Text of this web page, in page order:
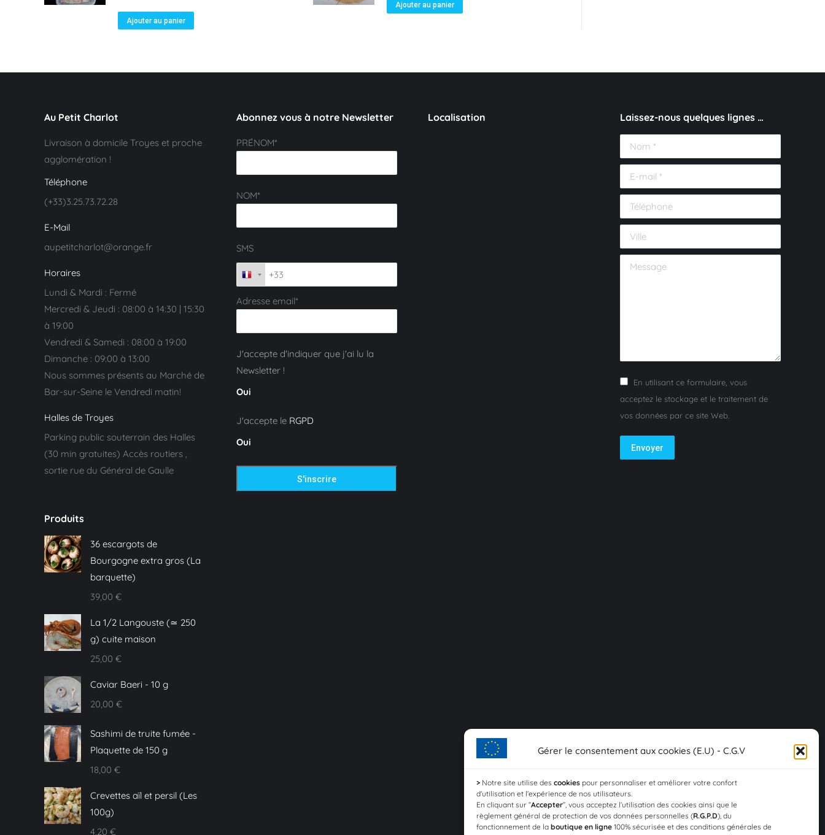
Gérer le consentement aux cookies (E.U) - C.G.V
> Notre site utilise des cookies pour personnaliser et améliorer votre confort
d'utilisation et l’expérience de nos utilisateurs.
En cliquant sur ”Accepter”, vous acceptez l’utilisation des cookies ainsi que le
règlement général de protection de vos données personnelles (R.G.P.D), du
fonctionnement de la boutique en ligne 100% sécurisée et des conditions générales de
Ajouter au panier
Ajouter au panier
Au Petit Charlot
Livraison à domicile Troyes et proche
agglomération !
Téléphone
(+33)3.25.73.72.28
E-Mail
aupetitcharlot@orange.fr
Horaires
Lundi & Mardi : Fermé
Mercredi & Jeudi : 08:00 à 14:30 | 15:30
à 19:00
Vendredi & Samedi : 08:00 à 19:00
Dimanche : 09:00 à 13:00
Nous sommes présents au Marché de
Bar-sur-Seine le Vendredi matin!
Halles de Troyes
Parking public souterrain des Halles
(30 min gratuites) Accès routiers ,
sortie rue du Général de Gaulle
Abonnez vous à notre Newsletter
PRÉNOM*
NOM*
SMS
Adresse email*
J'accepte d'indiquer que j'ai lu la
Newsletter !
Oui
J'accepte le RGPD
Oui
Localisation Laissez-nous quelques lignes …
Nom *
E-mail *
Téléphone
Ville
Message
En utilisant ce formulaire, vous
acceptez le stockage et le traitement de
vos données par ce site Web.
Envoyer
Produits
36 escargots de
Bourgogne extra gros (La
barquette)
39,00 €
La 1/2 Langouste (≃ 250
g) cuite maison
25,00 €
Caviar Baeri - 10 g
20,00 €
Sashimi de truite fumée -
Plaquette de 150 g
18,00 €
Crevettes aïl et persil (Les
100g)
4,20 €